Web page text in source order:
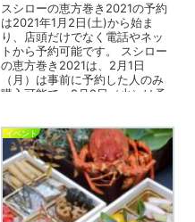
スシローの恵方巻き2021の予約
は2021年1月2日(土)から始ま
り、店頭だけでなく電話やネッ
トから予約可能です。 スシロー
の恵方巻き2021は、2月1日
（月）は事前に予約した人のみ
購入可能で、2月2日（火）は予
イベント